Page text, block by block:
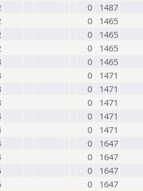
0
1487
0
1465
0
1465
0
1465
0
1465
0
1471
0
1471
0
1471
0
1471
0
1471
0
1647
0
1647
0
1647
0
1647